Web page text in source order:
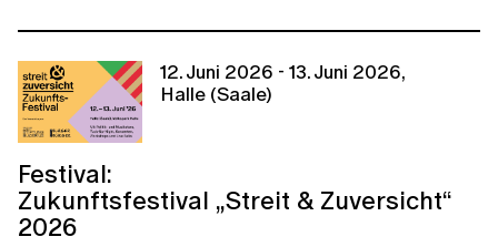
12. Juni 2026 - 13. Juni 2026,
Halle (Saale)
Festival:
Zukunftsfestival „Streit & Zuversicht“
2026